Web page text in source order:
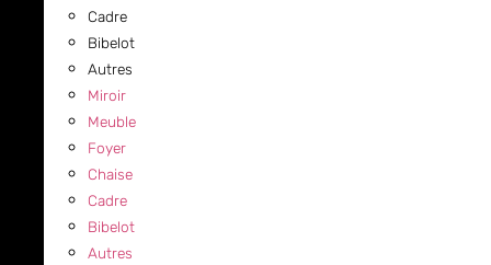
Cadre
Bibelot
Autres
Miroir
Meuble
Foyer
Chaise
Cadre
Bibelot
Autres